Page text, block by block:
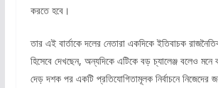
করতে হবে।
তার এই বার্তাকে দলের নেতারা একদিকে ইতিবাচক
হিসেবে দেখছেন, অন্যদিকে এটিকে বড় চ্যালেঞ্জ বলেও মনে
দেড় দশক পর একটি প্রতিযোগিতামূলক নির্বাচনে নিজেদের